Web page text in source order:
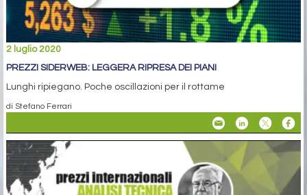
2 luglio 2020
PREZZI SIDERWEB: LEGGERA RIPRESA DEI PIANI
Lunghi ripiegano. Poche oscillazioni per il rottame
di Stefano Ferrari